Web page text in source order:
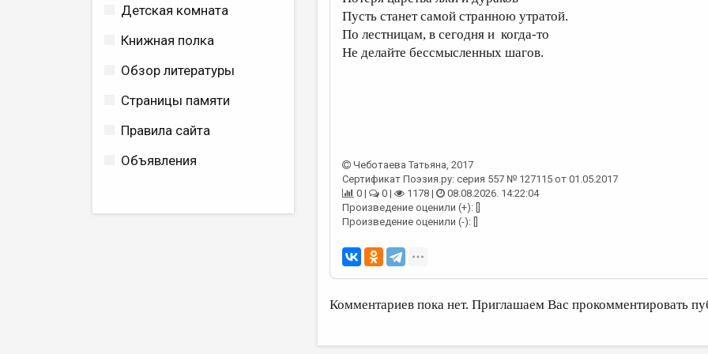
Детская комната
Книжная полка
Обзор литературы
Страницы памяти
Правила сайта
Объявления
Пусть станет самой странною утратой.
По лестницам, в сегодня и когда-то
Не делайте бессмысленных шагов.
Чеботаева Татьяна, 2017
Сертификат Поэзия.ру: серия 557 № 127115 от 01.05.2017
0 |
0 | 1178 |
08.08.2026. 14:22:04
Произведение оценили (+): []
Произведение оценили (-): []
Комментариев пока нет. Приглашаем Вас прокомментировать